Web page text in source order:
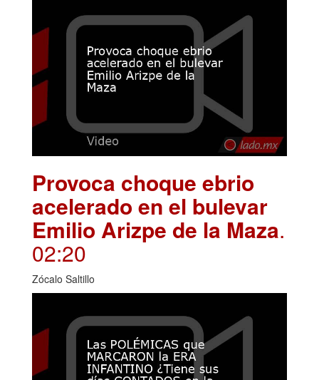
Provoca choque ebrio
acelerado en el bulevar
Emilio Arizpe de la Maza.
02:20
Zócalo Saltillo